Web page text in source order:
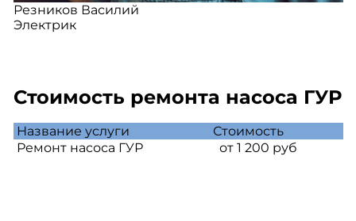
Резников Василий
Электрик
Стоимость ремонта насоса ГУР
Название услуги
Стоимость
Ремонт насоса ГУР
от 1 200 руб